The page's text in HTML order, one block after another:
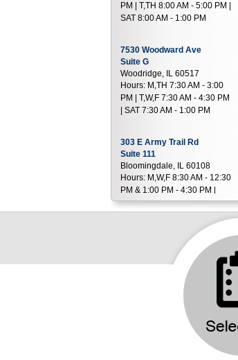
PM | T,TH 8:00 AM - 5:00 PM |
SAT 8:00 AM - 1:00 PM
7530 Woodward Ave
Suite G
Woodridge, IL 60517
Hours: M,TH 7:30 AM - 3:00
PM | T,W,F 7:30 AM - 4:30 PM
| SAT 7:30 AM - 1:00 PM
303 E Army Trail Rd
Suite 111
Bloomingdale, IL 60108
Hours: M,W,F 8:30 AM - 12:30
PM & 1:00 PM - 4:30 PM |
T,TH 8:30 AM - 12:30 PM &
1:00 PM - 5:00 PM | SAT 8:00
640 S Washington St
Naperville, IL 60540
PM | SAT 6:00 AM - 1:00 PM